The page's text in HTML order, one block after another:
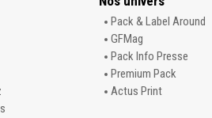
Pack & Label Around
GFMag
Pack Info Presse
Premium Pack
Actus Print